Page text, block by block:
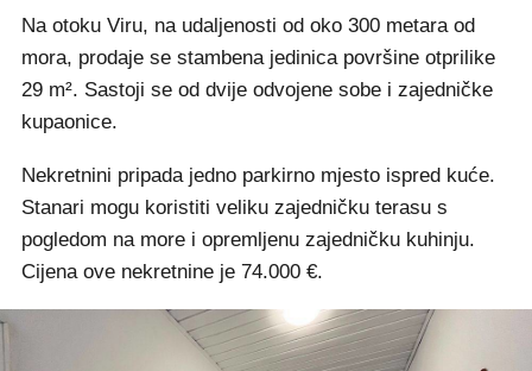
Na otoku Viru, na udaljenosti od oko 300 metara od
mora, prodaje se stambena jedinica površine otprilike
29 m². Sastoji se od dvije odvojene sobe i zajedničke
kupaonice.
Nekretnini pripada jedno parkirno mjesto ispred kuće.
Stanari mogu koristiti veliku zajedničku terasu s
pogledom na more i opremljenu zajedničku kuhinju.
Cijena ove nekretnine je 74.000 €.